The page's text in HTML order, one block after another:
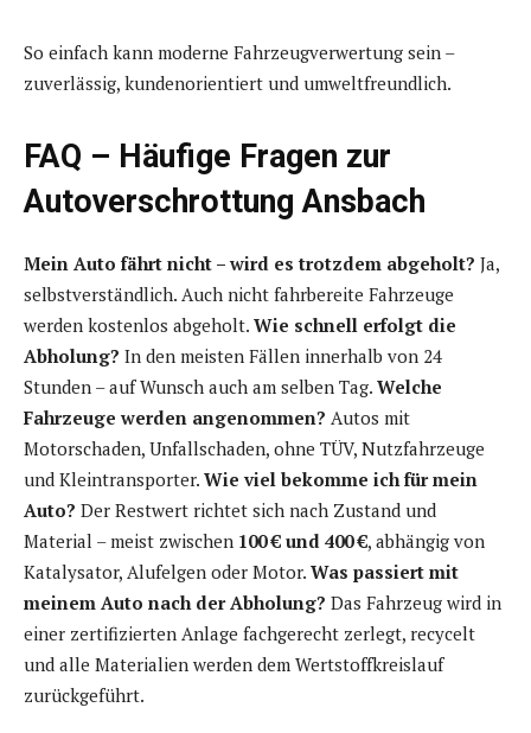
So einfach kann moderne Fahrzeugverwertung sein –
zuverlässig, kundenorientiert und umweltfreundlich.
FAQ – Häufige Fragen zur
Autoverschrottung Ansbach
Mein Auto fährt nicht – wird es trotzdem abgeholt? Ja,
selbstverständlich. Auch nicht fahrbereite Fahrzeuge
werden kostenlos abgeholt. Wie schnell erfolgt die
Abholung? In den meisten Fällen innerhalb von 24
Stunden – auf Wunsch auch am selben Tag. Welche
Fahrzeuge werden angenommen? Autos mit
Motorschaden, Unfallschaden, ohne TÜV, Nutzfahrzeuge
und Kleintransporter. Wie viel bekomme ich für mein
Auto? Der Restwert richtet sich nach Zustand und
Material – meist zwischen 100 € und 400 €, abhängig von
Katalysator, Alufelgen oder Motor. Was passiert mit
meinem Auto nach der Abholung? Das Fahrzeug wird in
einer zertifizierten Anlage fachgerecht zerlegt, recycelt
und alle Materialien werden dem Wertstoffkreislauf
zurückgeführt.